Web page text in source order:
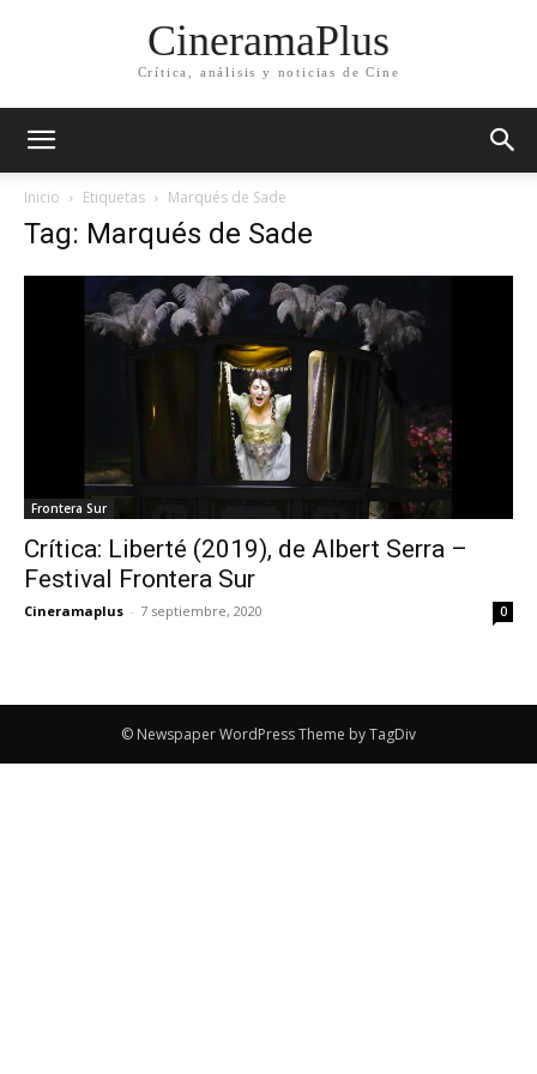
CineramaPlus
Crítica, análisis y noticias de Cine
Inicio Etiquetas Marqués de Sade
Tag: Marqués de Sade
Frontera Sur
Crítica: Liberté (2019), de Albert Serra –
Festival Frontera Sur
Cineramaplus - 7 septiembre, 2020 0
© Newspaper WordPress Theme by TagDiv